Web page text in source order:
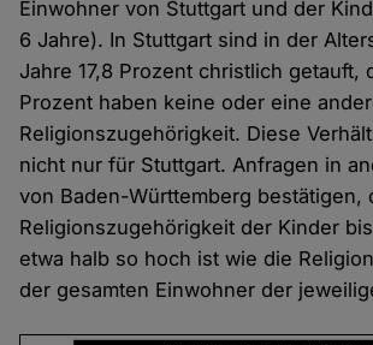
Einwohner von Stuttgart und der
6 Jahre). In Stuttgart sind in der
Jahre 17,8 Prozent christlich getauft,
Prozent haben keine oder eine
Religionszugehörigkeit. Diese
nicht nur für Stuttgart. Anfragen in
von Baden-Württemberg bestätigen,
Religionszugehörigkeit der Kinder
etwa halb so hoch ist wie die
der gesamten Einwohner der